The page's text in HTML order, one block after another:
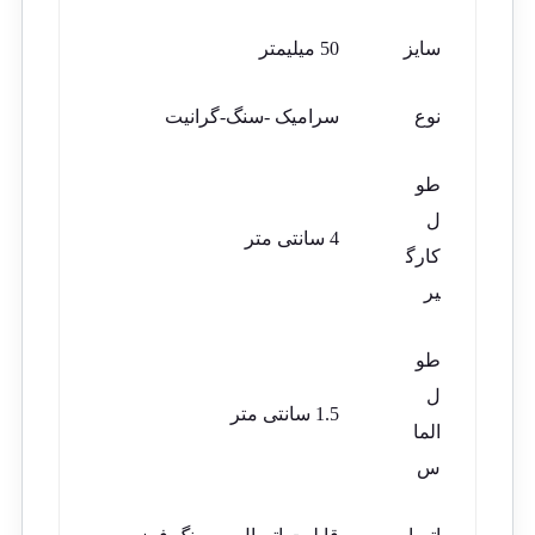
سایز 50 میلیمتر
نوع سرامیک -سنگ-گرانیت
طو
ل
کارگ
یر
4 سانتی متر
طو
ل
الما
س
1.5 سانتی متر